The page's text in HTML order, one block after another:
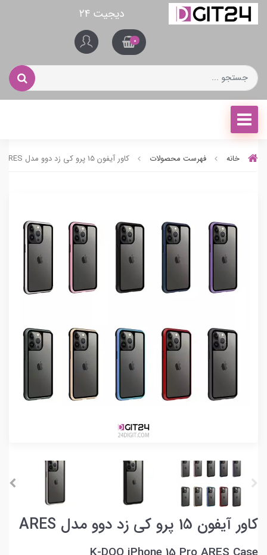
دیجیت ۲۴
0
خانه فهرست محصولات کاور آیفون 15 پرو کی زد دوو مدل ARES
کاور آیفون 15 پرو کی زد دوو مدل ARES